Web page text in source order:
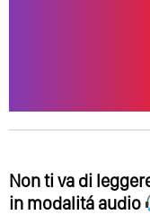
Non ti va di
in modalitá audio